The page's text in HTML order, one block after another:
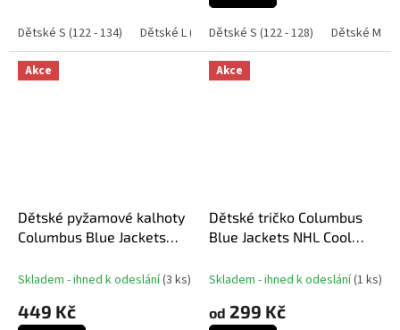
Dětské S (122 - 134) Dětské L (158 - 164) Dětské XL (170 - 176)
Dětské S (122 - 128) Dětské M
Akce
Dětské pyžamové kalhoty
Columbus Blue Jackets
Pant
Skladem - ihned k odeslání(3 ks)
449 Kč
Akce
Dětské tričko Columbus
Blue Jackets NHL Cool
Skladem - ihned k odeslání(1 ks)
od 299 Kč